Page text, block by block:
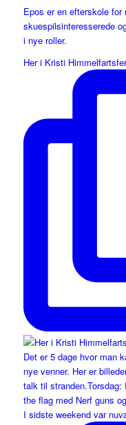
Epos er en efterskole
skuespilsinteresserede
i nye roller.
Her i Kristi
I sidste weekend var